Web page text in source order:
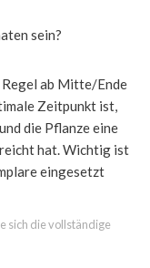
sein?
ab Mitte/Ende
Zeitpunkt ist,
die Pflanze eine
hat. Wichtig ist
eingesetzt
sich die vollständige